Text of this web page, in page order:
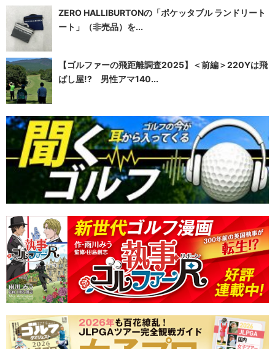
ZERO HALLIBURTONの「ポケッタブル ランドリート
ート」（非売品）を...
【ゴルファーの飛距離調査2025】＜前編＞220Yは飛
ばし屋!? 男性アマ140...